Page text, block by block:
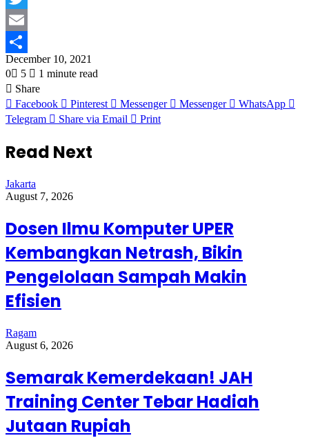
Twitter
Email
Share
December 10, 2021
0
5
1 minute read
Share
Facebook
Pinterest Messenger Messenger
WhatsApp
Telegram
Share via Email Print
Read Next
Jakarta
August 7, 2026
Dosen Ilmu Komputer UPER
Kembangkan Netrash, Bikin
Pengelolaan Sampah Makin
Efisien
Ragam
August 6, 2026
Semarak Kemerdekaan! JAH
Training Center Tebar Hadiah
Jutaan Rupiah